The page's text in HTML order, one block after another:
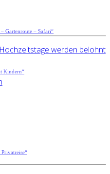
Gartenroute – Safari“
Kindern“
werden belohnt